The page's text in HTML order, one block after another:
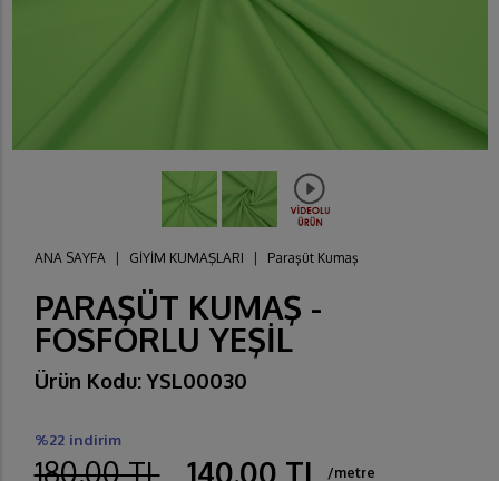
ANA SAYFA GİYİM KUMAŞLARI Paraşüt Kumaş
PARAŞÜT KUMAŞ -
FOSFORLU YEŞİL
Ürün Kodu: YSL00030
%22 indirim
180.00 TL 140.00 TL /metre